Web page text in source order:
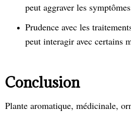
peut aggraver les
Prudence avec les
peut interagir avec certains
Conclusion
Plante aromatique, médicinale,